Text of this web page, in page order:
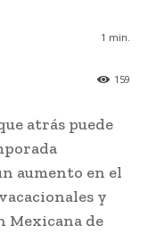
1 min.
159
atrás puede
aumento en el
y
Mexicana de